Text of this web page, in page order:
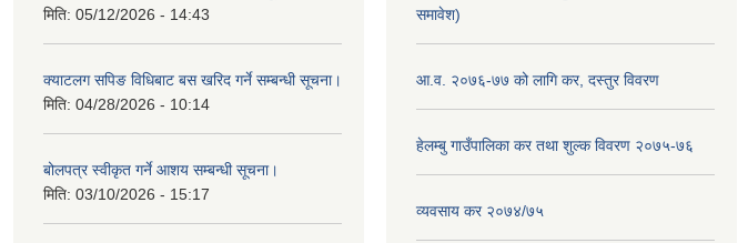
मिति: 05/12/2026 - 14:43
क्याटलग सपिङ विधिबाट बस खरिद गर्ने सम्बन्धी सूचना।
मिति: 04/28/2026 - 10:14
बोलपत्र स्वीकृत गर्ने आशय सम्बन्धी सूचना।
मिति: 03/10/2026 - 15:17
समावेश)
आ.व. २०७६-७७ को लागि कर, दस्तुर विवरण
हेलम्बु गाउँपालिका कर तथा शुल्क विवरण २०७५-७६
व्यवसाय कर २०७४/७५